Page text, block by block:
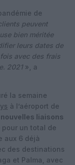
de
peuvent
bien méritée
leurs dates de
avec des frais
2021», a
la semaine
à l’aéroport de
nouvelles liaisons
un total de
aux 6 déjà
des destinations
et Palma, avec